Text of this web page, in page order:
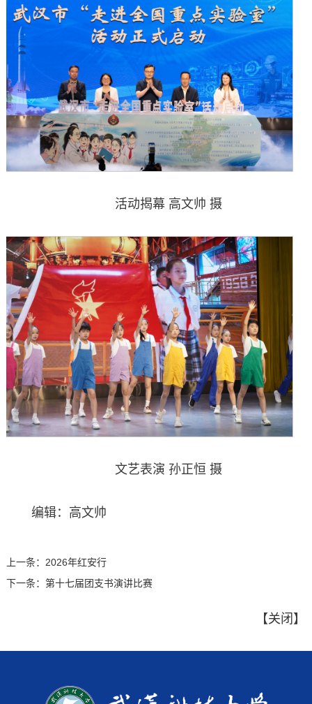
活动揭幕 高文帅 摄
文艺表演 孙正恒 摄
编辑：高文帅
上一条： 2026年红安行
下一条： 第十七届团支书演讲比赛
【关闭 】